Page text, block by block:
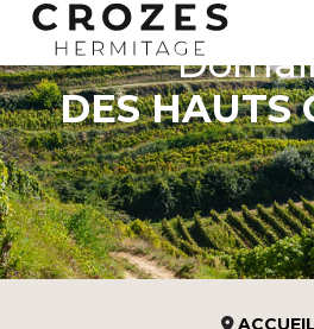
DES HAUTS
ACCUEIL